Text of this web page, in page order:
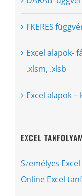
FKERES
Excel alapok-
.xlsm, .xlsb
Excel alapok
EXCEL
Személyes
Online Excel